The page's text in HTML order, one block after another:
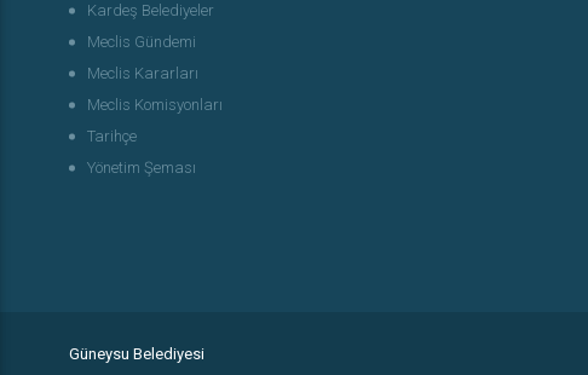
Kardeş Belediyeler
Meclis Gündemi
Meclis Kararları
Meclis Komisyonları
Tarihçe
Yönetim Şeması
Güneysu Belediyesi